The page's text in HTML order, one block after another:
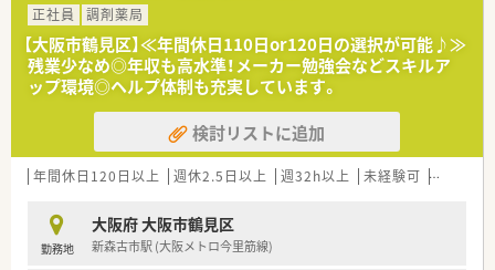
≪システム化が進んでいます！≫
■業務効率化の為、自社開発をした全店舗共通の調剤システムを
導入しています。
最新の情報や現場で働く薬剤師の声をもとに随時更新していま
す！
■調剤機器に関しましても、応需している処方箋の傾向に合わせ
て薬局ごとに必要な調剤機器の積極的な導入をおこなっていま
す。
■監査システムやコンプライアンス研修など、働く従業員の方た
正社員
調剤薬局
【大阪市鶴見区】≪年間休日110日or120日の選択が可能♪≫
残業少なめ◎年収も高水準！メーカー勉強会などスキルア
ップ環境◎ヘルプ体制も充実しています。
検討リストに追加
年間休日120日以上 週休2.5日以上 週32h以上 未経験可 ブランク
勤務地
大阪府 大阪市鶴見区
新森古市駅 (大阪メトロ今里筋線)